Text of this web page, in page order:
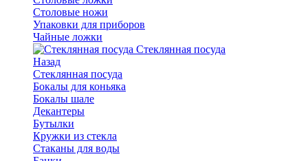
Столовые ножи
Упаковки для приборов
Чайные ложки
Стеклянная посуда
Назад
Стеклянная посуда
Бокалы для коньяка
Бокалы шале
Декантеры
Бутылки
Кружки из стекла
Стаканы для воды